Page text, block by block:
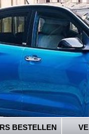
BESTELLEN